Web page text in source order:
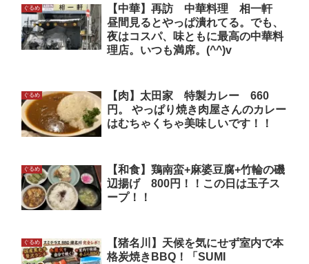
ぐるめ
【中華】再訪 中華料理 相一軒
昼間見るとやっぱ潰れてる。でも、
夜はコスパ、味ともに最高の中華料
理店。いつも満席。(^^)v
ぐるめ
【肉】太田家 特製カレー 660
円。 やっぱり焼き肉屋さんのカレー
はむちゃくちゃ美味しいです！！
ぐるめ
【和食】鶏南蛮+麻婆豆腐+竹輪の磯
辺揚げ 800円！！この日は玉子ス
ープ！！
ぐるめ
【猪名川】天候を気にせず室内で本
格炭焼きBBQ！「SUMI